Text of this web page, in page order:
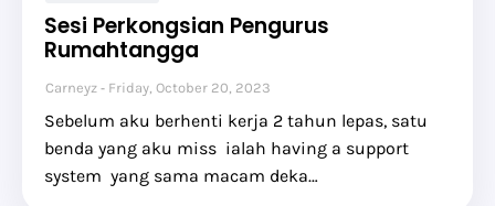
Sesi Perkongsian Pengurus
Rumahtangga
Carneyz Friday, October 20, 2023
Sebelum aku berhenti kerja 2 tahun lepas, satu
benda yang aku miss ialah having a support
system yang sama macam deka…